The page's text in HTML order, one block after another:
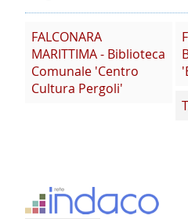
FALCONARA
MARITTIMA - Biblioteca
Comunale 'Centro
Cultura Pergoli'